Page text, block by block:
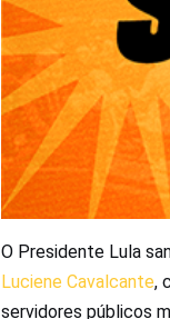
O Presidente Lula
Luciene Cavalcante,
servidores públicos